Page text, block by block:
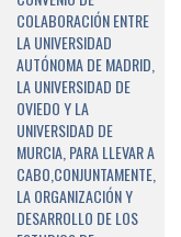
COLABORACIÓN ENTRE
LA UNIVERSIDAD
AUTÓNOMA DE MADRID,
LA UNIVERSIDAD DE
OVIEDO Y LA
UNIVERSIDAD DE
MURCIA, PARA LLEVAR A
CABO,CONJUNTAMENTE,
LA ORGANIZACIÓN Y
DESARROLLO DE LOS